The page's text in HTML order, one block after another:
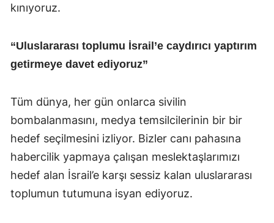
kınıyoruz.
“Uluslararası toplumu İsrail’e caydırıcı yaptırım
getirmeye davet ediyoruz”
Tüm dünya, her gün onlarca sivilin
bombalanmasını, medya temsilcilerinin bir bir
hedef seçilmesini izliyor. Bizler canı pahasına
habercilik yapmaya çalışan meslektaşlarımızı
hedef alan İsrail’e karşı sessiz kalan uluslararası
toplumun tutumuna isyan ediyoruz.